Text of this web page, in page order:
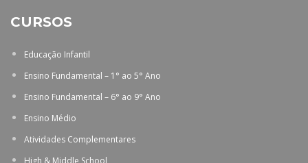
CURSOS
Educação Infantil
Ensino Fundamental – 1° ao 5° Ano
Ensino Fundamental – 6° ao 9° Ano
Ensino Médio
Atividades Complementares